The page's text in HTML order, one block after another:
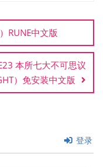
RUNE中文版
本所七大不可思议
）免安装中文版
登录